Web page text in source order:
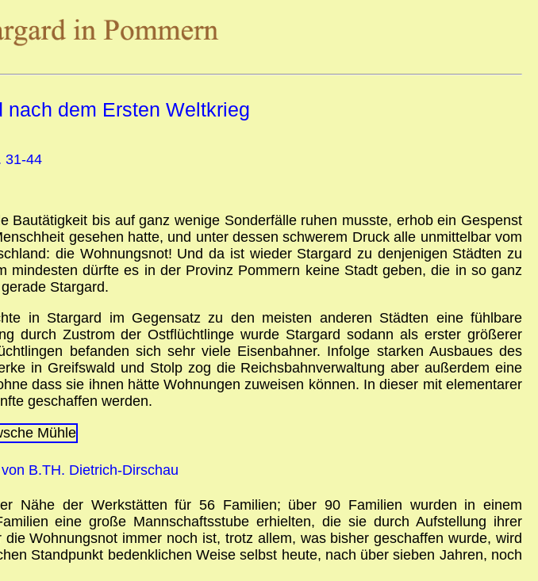
dem Ersten Weltkrieg
31-44
bis auf ganz wenige Sonderfälle ruhen musste, erhob ein Gespenst
gesehen hatte, und unter dessen schwerem Druck alle unmittelbar vom
die Wohnungsnot! Und da ist wieder Stargard zu denjenigen Städten zu
dürfte es in der Provinz Pommern keine Stadt geben, die in so ganz
Stargard.
in Stargard im Gegensatz zu den meisten anderen Städten eine fühlbare
durch Zustrom der Ostflüchtlinge wurde Stargard sodann als erster größerer
befanden sich sehr viele Eisenbahner. Infolge starken Ausbaues des
in Greifswald und Stolp zog die Reichsbahnverwaltung aber außerdem eine
dass sie ihnen hätte Wohnungen zuweisen können. In dieser mit elementarer
geschaffen werden.
B.TH. Dietrich-Dirschau
Nähe der Werkstätten für 56 Familien; über 90 Familien wurden in einem
eine große Mannschaftsstube erhielten, die sie durch Aufstellung ihrer
Wohnungsnot immer noch ist, trotz allem, was bisher geschaffen wurde, wird
Standpunkt bedenklichen Weise selbst heute, nach über sieben Jahren, noch